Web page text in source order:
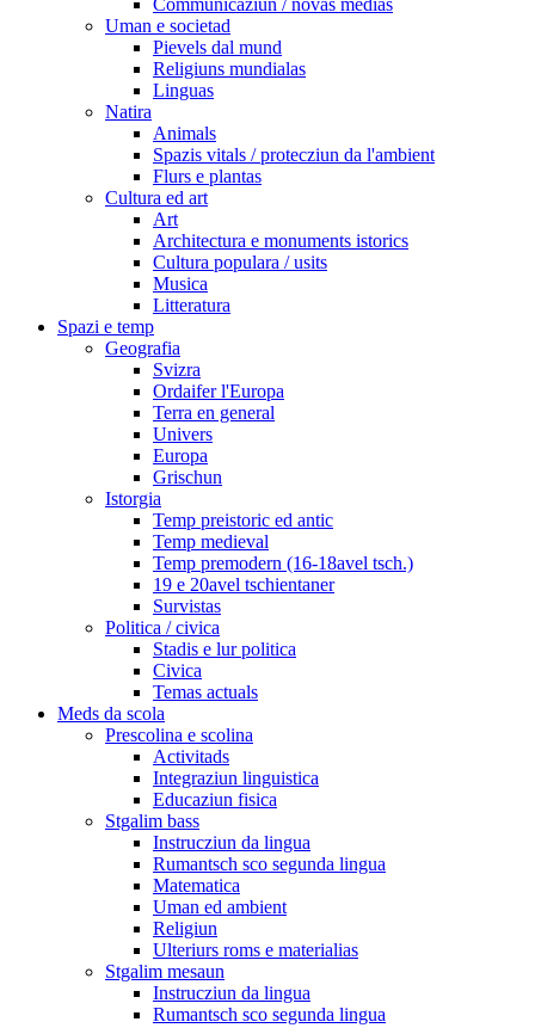
Communicaziun / novas medias
Uman e societad
Pievels dal mund
Religiuns mundialas
Linguas
Natira
Animals
Spazis vitals / protecziun da l'ambient
Flurs e plantas
Cultura ed art
Art
Architectura e monuments istorics
Cultura populara / usits
Musica
Litteratura
Spazi e temp
Geografia
Svizra
Ordaifer l'Europa
Terra en general
Univers
Europa
Grischun
Istorgia
Temp preistoric ed antic
Temp medieval
Temp premodern (16-18avel tsch.)
19 e 20avel tschientaner
Survistas
Politica / civica
Stadis e lur politica
Civica
Temas actuals
Meds da scola
Prescolina e scolina
Activitads
Integraziun linguistica
Educaziun fisica
Stgalim bass
Instrucziun da lingua
Rumantsch sco segunda lingua
Matematica
Uman ed ambient
Religiun
Ulteriurs roms e materialias
Stgalim mesaun
Instrucziun da lingua
Rumantsch sco segunda lingua